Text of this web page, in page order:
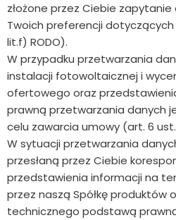
złożone przez Ciebie
Twoich preferencji
lit.f) RODO).
W przypadku przetwarzania
instalacji fotowoltaicznej i
ofertowego oraz
prawną przetwarzania danych
celu zawarcia umowy (art. 6 ust.
W sytuacji przetwarzania
przesłaną przez Ciebie
przedstawienia informacji na
przez naszą Spółkę produktów
technicznego podstawą